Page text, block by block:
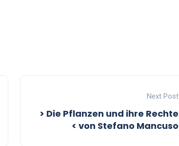
Next Post
> Die Pflanzen und ihre Rechte
< von Stefano Mancuso